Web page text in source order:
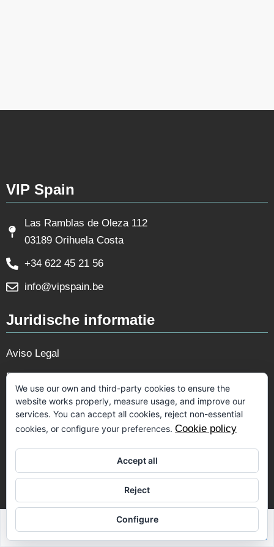
VIP Spain
Las Ramblas de Oleza 112
03189 Orihuela Costa
+34 622 45 21 56
info@vipspain.be
Juridische informatie
Aviso Legal
Privacy Policy
Cookie Policy
Volg ons
We use our own and third-party cookies to ensure the
website works properly, measure usage, and improve our
services. You can accept all cookies, reject non-essential
cookies, or configure your preferences. Cookie policy
Accept all
Reject
Configure